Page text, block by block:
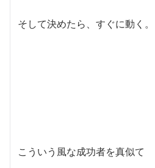
そして決めたら、すぐに動く。
こういう風な成功者を真似て